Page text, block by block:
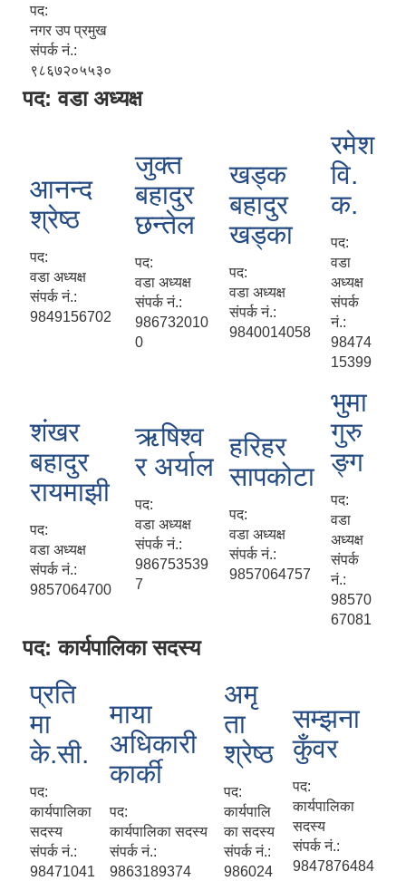
पद:
नगर उप प्रमुख
संपर्क नं.:
९८६७२०५५३०
पद: वडा अध्यक्ष
आनन्द
श्रेष्ठ
पद:
वडा अध्यक्ष
संपर्क नं.:
9849156702
जुक्त
बहादुर
छन्तेल
पद:
वडा अध्यक्ष
संपर्क नं.:
986732010
0
खड्क
बहादुर
खड्का
पद:
वडा अध्यक्ष
संपर्क नं.:
9840014058
रमेश
वि.
क.
पद:
वडा
अध्यक्ष
संपर्क
नं.:
98474
15399
शंखर
बहादुर
रायमाझी
पद:
वडा अध्यक्ष
संपर्क नं.:
9857064700
ऋषिश्व
र अर्याल
पद:
वडा अध्यक्ष
संपर्क नं.:
986753539
7
हरिहर
सापकोटा
पद:
वडा अध्यक्ष
संपर्क नं.:
9857064757
भुमा
गुरु
ङ्ग
पद:
वडा
अध्यक्ष
संपर्क
नं.:
98570
67081
पद: कार्यपालिका सदस्य
प्रति
मा
के.सी.
पद:
कार्यपालिका
सदस्य
संपर्क नं.:
98471041
माया
अधिकारी
कार्की
पद:
कार्यपालिका सदस्य
संपर्क नं.:
9863189374
अमृ
ता
श्रेष्ठ
पद:
कार्यपालि
का सदस्य
संपर्क नं.:
986024
सम्झना
कुँवर
पद:
कार्यपालिका
सदस्य
संपर्क नं.:
9847876484